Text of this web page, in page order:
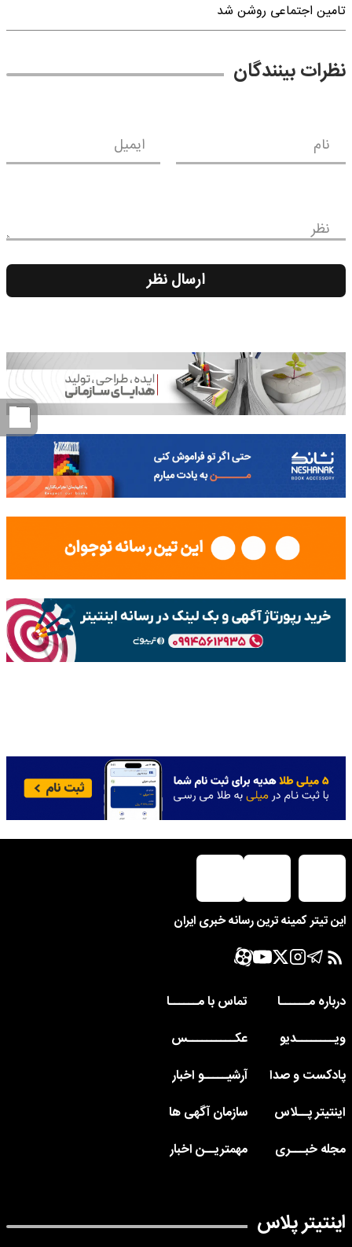
تامین اجتماعی روشن شد
نظرات بینندگان
نام ایمیل
نظر
ارسال نظر
این تیتر کمینه ترین رسانه خبری ایران
درباره مــــــا
تماس با مــــــا
ویــــــــدیو
عکــــــــــس
پادکست و صدا
آرشیـــــو اخبار
اینتیتر پــلاس
سازمان آگهی ها
مجله خبـــری
مهمتریــن اخبار
اینتیتر پلاس